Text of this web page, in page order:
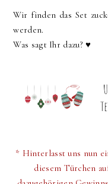
Wir finden das Set
werden.
Was sagt Ihr dazu? ♥
* Hinterlasst uns nun
diesem Türchen